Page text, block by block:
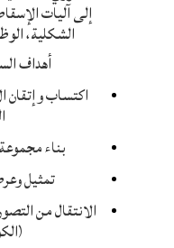
إلى آليات
الشكلية،
أهداف
اكتساب وإتقان
بناء
تمثيل
الانتقال من